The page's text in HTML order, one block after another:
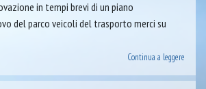
in tempi brevi di un piano
del parco veicoli del trasporto merci su
Continua a leggere